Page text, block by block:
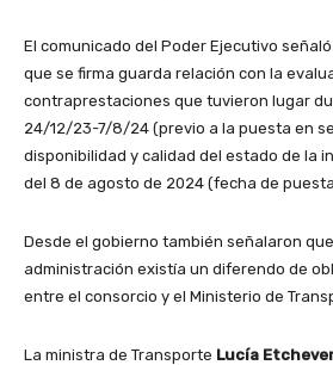
El comunicado del Poder Ejecutivo
que se firma guarda relación con la
contraprestaciones que tuvieron lugar
24/12/23-7/8/24 (previo a la puesta en
disponibilidad y calidad del estado de la
del 8 de agosto de 2024 (fecha de puesta
Desde el gobierno también señalaron
administración existía un diferendo de
entre el consorcio y el Ministerio de
La ministra de Transporte Lucía